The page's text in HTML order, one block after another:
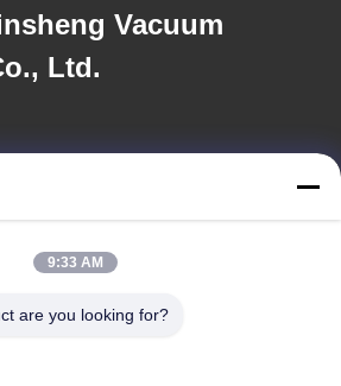
Vacuum
Ltd.
coatingmachine.com
9:33 AM
are you looking for?